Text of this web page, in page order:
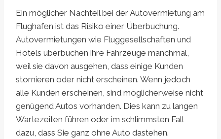
Ein möglicher Nachteil bei der Autovermietung am
Flughafen ist das Risiko einer Überbuchung.
Autovermietungen wie Fluggesellschaften und
Hotels überbuchen ihre Fahrzeuge manchmal,
weil sie davon ausgehen, dass einige Kunden
stornieren oder nicht erscheinen. Wenn jedoch
alle Kunden erscheinen, sind möglicherweise nicht
genügend Autos vorhanden. Dies kann zu langen
Wartezeiten führen oder im schlimmsten Fall
dazu, dass Sie ganz ohne Auto dastehen.